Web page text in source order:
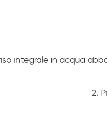
integrale in acqua
2.